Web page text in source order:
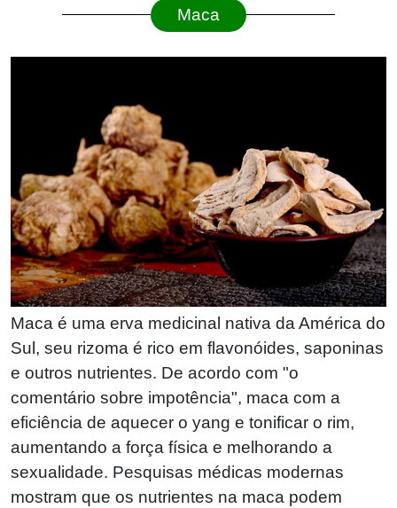
Maca
Maca é uma erva medicinal nativa da América do
Sul, seu rizoma é rico em flavonóides, saponinas
e outros nutrientes. De acordo com "o
comentário sobre impotência", maca com a
eficiência de aquecer o yang e tonificar o rim,
aumentando a força física e melhorando a
sexualidade. Pesquisas médicas modernas
mostram que os nutrientes na maca podem